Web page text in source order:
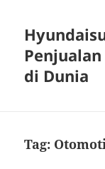
di Dunia
Tag: